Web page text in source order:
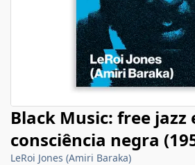
Black Music: free jazz
consciência negra
LeRoi Jones (Amiri Baraka)